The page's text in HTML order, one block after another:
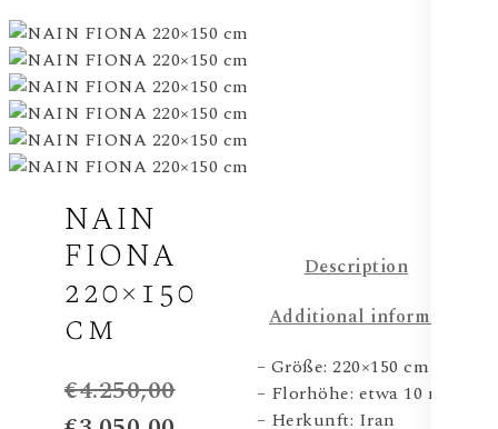
NAIN
FIONA
220×150
cm
€4.250,00
Description
Additional information
– Größe: 220×150 cm
– Florhöhe: etwa 10 mm
– Herkunft: Iran